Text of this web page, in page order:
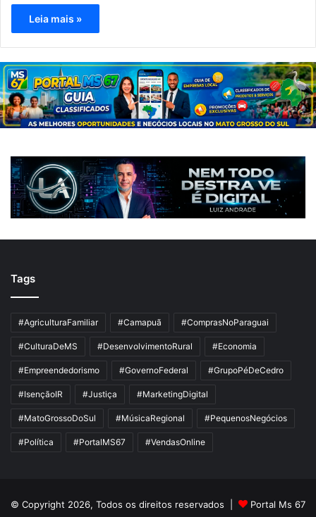
Leia mais »
Tags
#AgriculturaFamiliar #Camapuã #ComprasNoParaguai
#CulturaDeMS #DesenvolvimentoRural #Economia
#Empreendedorismo #GovernoFederal #GrupoPéDeCedro
#IsençãoIR #Justiça #MarketingDigital
#MatoGrossoDoSul #MúsicaRegional #PequenosNegócios
#Política #PortalMS67 #VendasOnline
© Copyright 2026, Todos os direitos reservados | Portal Ms 67